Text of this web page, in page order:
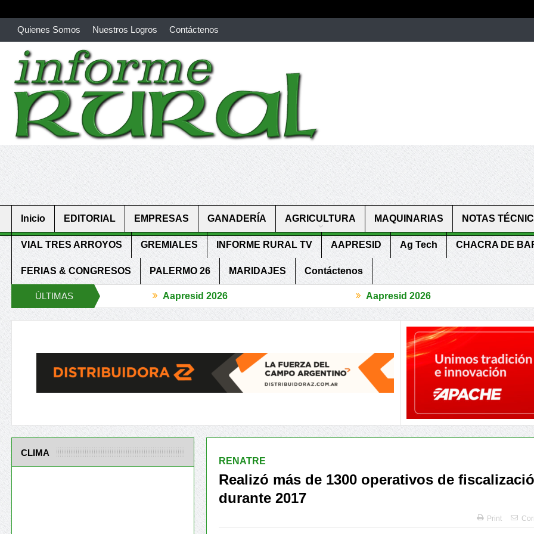
Quienes Somos Nuestros Logros Contáctenos
richardmillereplica is also available with delicate watches for women.patekphilippe.to
youngsexdoll.com with professional customer services. 1: 1 design high https://reallydiamond.com/
Inicio EDITORIAL EMPRESAS GANADERÍA AGRICULTURA MAQUINARIAS NOTAS
VIAL TRES ARROYOS GREMIALES INFORME RURAL TV AAPRESID Ag Tech CHACRA DE
FERIAS & CONGRESOS PALERMO 26 MARIDAJES Contáctenos
ÚLTIMAS
NOTICIAS
que Exige el Plato
Aapresid 2026
IICA y Aapresid fortalecen una Alianza Estratégica
Aapresid 2026
Se presento una Guía Técnica para la recuperación de Suelos
RENATRE
Realizó más de 1300 operativos de
durante 2017
Print
CLIMA